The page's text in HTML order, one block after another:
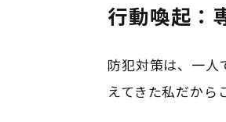
行動喚起：
防犯対策は、一人
えてきた私だから